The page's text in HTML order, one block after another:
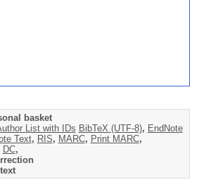
basket
List with IDs BibTeX (UTF-8), EndNote
Text, RIS, MARC, Print MARC,
DC,